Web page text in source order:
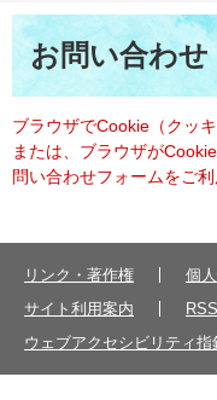
す
し
本
文お問い合わせ
ブラウザでCookie（クッ
または、ブラウザが
問い合わせフォームをご利
リンク・著作権
個
サイト利用案内
ウェブアクセシビリティ指